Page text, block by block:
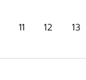
11 12 13